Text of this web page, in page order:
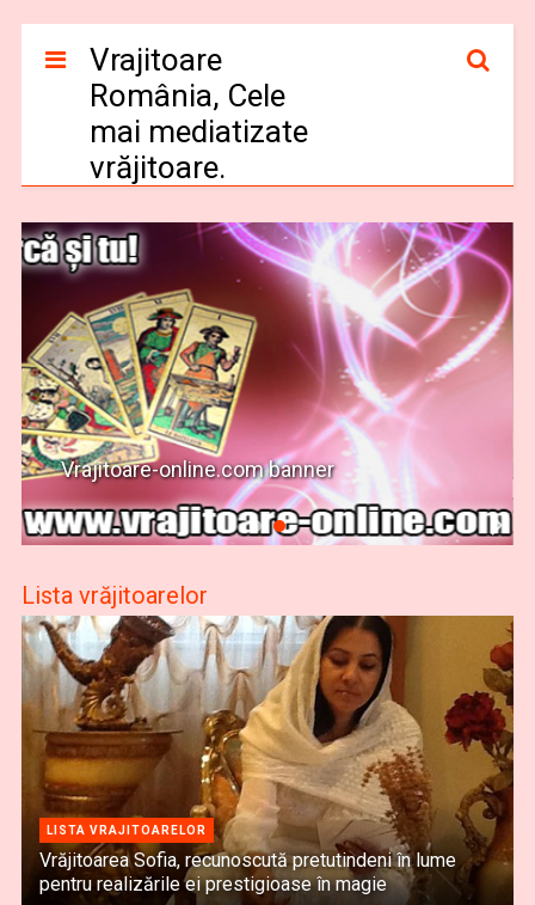
Vrajitoare
România, Cele
mai mediatizate
vrăjitoare.
Vrajitoare-online.com banner
Lista vrăjitoarelor
LISTA VRAJITOARELOR
Vrăjitoarea Sofia, recunoscută pretutindeni în lume
pentru realizările ei prestigioase în magie